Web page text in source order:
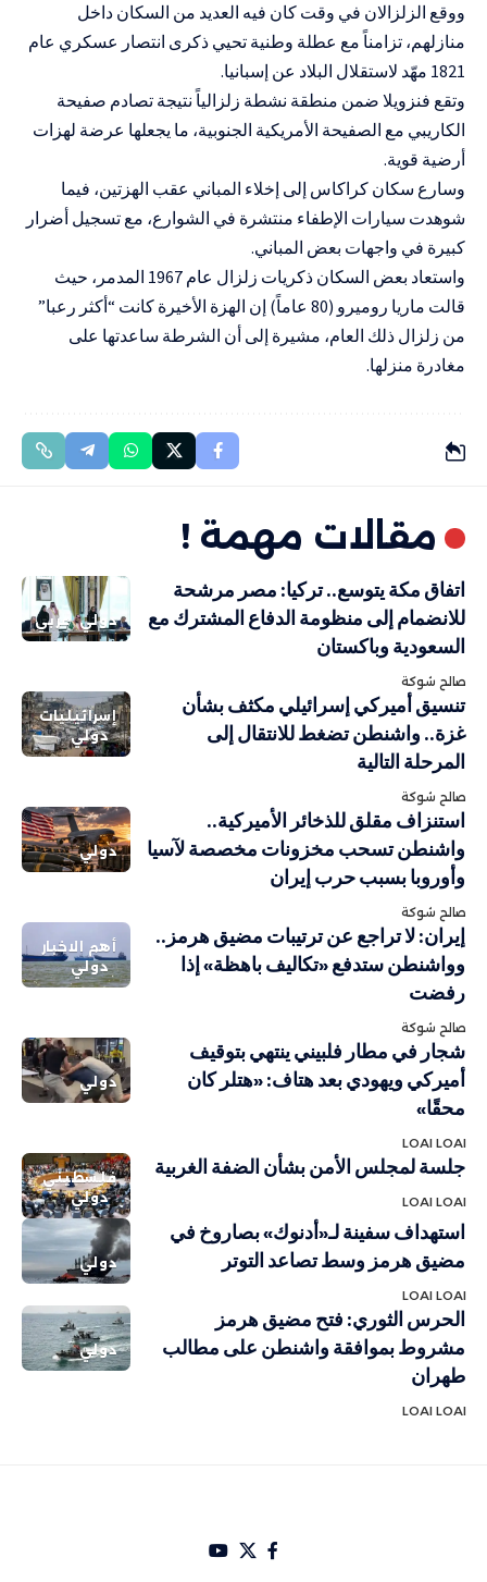
ووقع الزلزالان في وقت كان فيه العديد من السكان داخل
منازلهم، تزامناً مع عطلة وطنية تحيي ذكرى انتصار عسكري عام
1821 مهّد لاستقلال البلاد عن إسبانيا.
وتقع فنزويلا ضمن منطقة نشطة زلزالياً نتيجة تصادم صفيحة
الكاريبي مع الصفيحة الأمريكية الجنوبية، ما يجعلها عرضة لهزات
أرضية قوية.
وسارع سكان كراكاس إلى إخلاء المباني عقب الهزتين، فيما
شوهدت سيارات الإطفاء منتشرة في الشوارع، مع تسجيل أضرار
كبيرة في واجهات بعض المباني.
واستعاد بعض السكان ذكريات زلزال عام 1967 المدمر، حيث
قالت ماريا روميرو (80 عاماً) إن الهزة الأخيرة كانت “أكثر رعبا”
من زلزال ذلك العام، مشيرة إلى أن الشرطة ساعدتها على
مغادرة منزلها.
مقالات مهمة !
دولي عربي
اتفاق مكة يتوسع.. تركيا: مصر مرشحة
للانضمام إلى منظومة الدفاع المشترك مع
السعودية وباكستان
صالح شوكة
إسرائيليات
دولي
تنسيق أميركي إسرائيلي مكثف بشأن
غزة.. واشنطن تضغط للانتقال إلى
المرحلة التالية
صالح شوكة
دولي
استنزاف مقلق للذخائر الأميركية..
واشنطن تسحب مخزونات مخصصة لآسيا
وأوروبا بسبب حرب إيران
صالح شوكة
أهم الاخبار
دولي
إيران: لا تراجع عن ترتيبات مضيق هرمز..
وواشنطن ستدفع «تكاليف باهظة» إذا
رفضت
صالح شوكة
دولي
شجار في مطار فلبيني ينتهي بتوقيف
أميركي ويهودي بعد هتاف: «هتلر كان
محقًا»
LOAI LOAI
فلسطيني
دولي
جلسة لمجلس الأمن بشأن الضفة الغربية
LOAI LOAI
دولي
استهداف سفينة لـ«أدنوك» بصاروخ في
مضيق هرمز وسط تصاعد التوتر
LOAI LOAI
دولي
الحرس الثوري: فتح مضيق هرمز
مشروط بموافقة واشنطن على مطالب
طهران
LOAI LOAI